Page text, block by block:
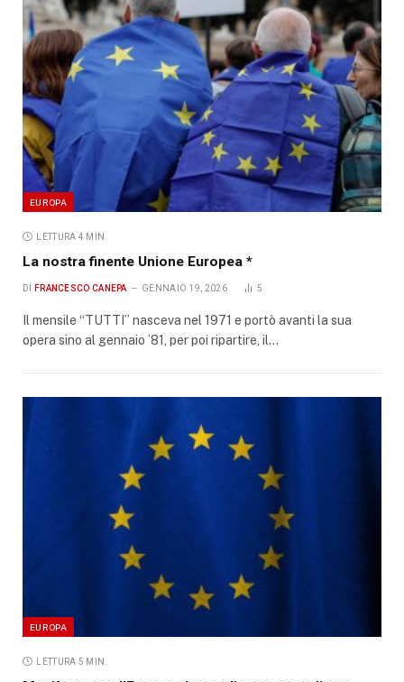
EUROPA
LETTURA 4 MIN.
La nostra finente Unione Europea *
DI FRANCESCO CANEPA GENNAIO 19, 2026 5
Il mensile “TUTTI” nasceva nel 1971 e portò avanti la sua
opera sino al gennaio ’81, per poi ripartire, il…
EUROPA
LETTURA 5 MIN.